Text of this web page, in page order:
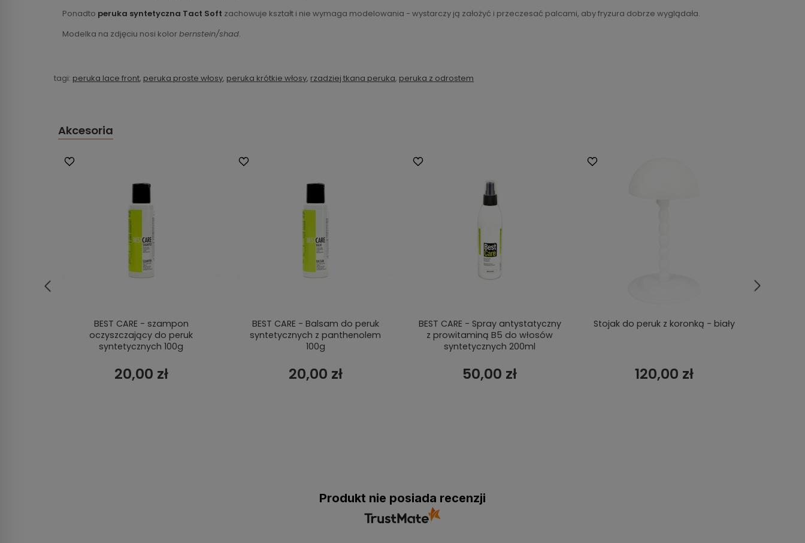
Ponadto peruka syntetyczna Tact Soft zachowuje kształt i nie wymaga modelowania - wystarczy ją założyć i przeczesać palcami, aby fryzura dobrze wyglądała.
Modelka na zdjęciu nosi kolor bernstein/shad.
tagi: peruka lace front, peruka proste włosy, peruka krótkie włosy, rzadziej tkana peruka, peruka z odrostem
Akcesoria
BEST CARE - szampon
oczyszczający do peruk
syntetycznych 100g
20,00 zł
BEST CARE - Balsam do peruk
syntetycznych z panthenolem
100g
20,00 zł
BEST CARE - Spray antystatyczny
z prowitaminą B5 do włosów
syntetycznych 200ml
50,00 zł
Stojak do peruk z koronką - biały
120,00 zł
Produkt nie posiada recenzji